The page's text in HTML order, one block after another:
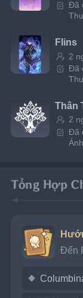
Đã
Flins
2
Đã
2
Đã
Tổng Hợp
Đến